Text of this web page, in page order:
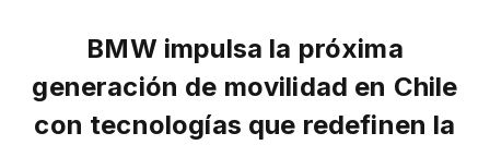
BMW impulsa la próxima
generación de movilidad en Chile
con tecnologías que redefinen la